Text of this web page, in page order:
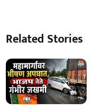
Related Stories